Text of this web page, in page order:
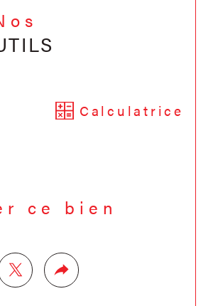
Nos
Calculatrice
ce bien